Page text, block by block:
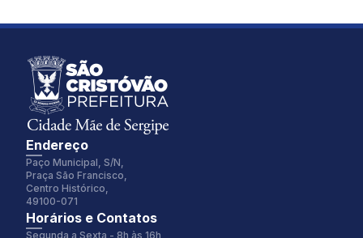
Inter
Endereço
Paço Municipal, S/N,
Praça São Francisco,
Centro Histórico,
49100-071
Horários e Contatos
Segunda a Sexta - 8h às 16h